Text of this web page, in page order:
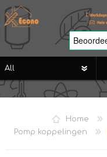
REGISTREREN
VERLANGLIJSTHome
Pomp koppelingen